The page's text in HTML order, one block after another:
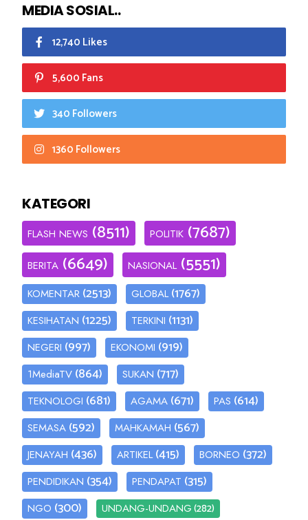
MEDIA SOSIAL..
12,740 Likes
5,600 Fans
340 Followers
1360 Followers
KATEGORI
FLASH NEWS (8511) POLITIK (7687)
BERITA (6649) NASIONAL (5551)
KOMENTAR (2513) GLOBAL (1767)
KESIHATAN (1225) TERKINI (1131)
NEGERI (997) EKONOMI (919)
1MediaTV (864) SUKAN (717)
TEKNOLOGI (681) AGAMA (671) PAS (614)
SEMASA (592) MAHKAMAH (567)
JENAYAH (436) ARTIKEL (415) BORNEO (372)
PENDIDIKAN (354) PENDAPAT (315)
NGO (300) UNDANG-UNDANG(282)